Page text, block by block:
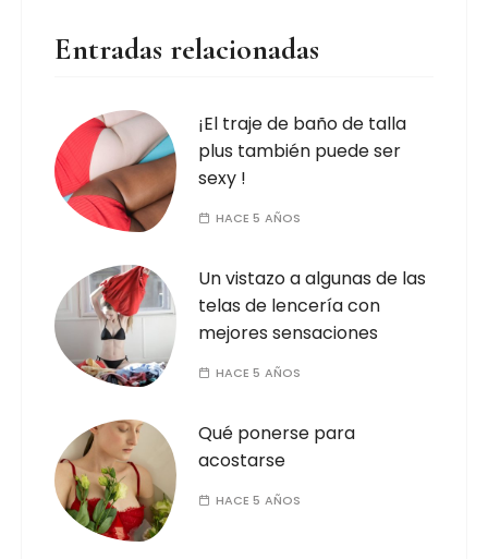
Entradas relacionadas
¡El traje de baño de talla
plus también puede ser
sexy !
HACE 5 AÑOS
Un vistazo a algunas de las
telas de lencería con
mejores sensaciones
HACE 5 AÑOS
Qué ponerse para
acostarse
HACE 5 AÑOS